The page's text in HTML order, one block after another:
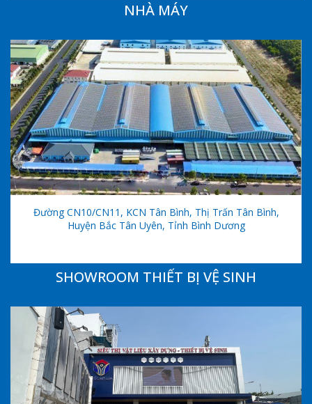
NHÀ MÁY
Đường CN10/CN11, KCN Tân Bình, Thị Trấn Tân Bình,
Huyện Bắc Tân Uyên, Tỉnh Bình Dương
SHOWROOM THIẾT BỊ VỆ SINH